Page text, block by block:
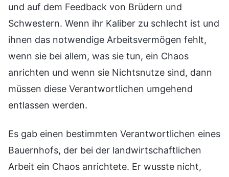
und auf dem Feedback von Brüdern und
Schwestern. Wenn ihr Kaliber zu schlecht ist und
ihnen das notwendige Arbeitsvermögen fehlt,
wenn sie bei allem, was sie tun, ein Chaos
anrichten und wenn sie Nichtsnutze sind, dann
müssen diese Verantwortlichen umgehend
entlassen werden.
Es gab einen bestimmten Verantwortlichen eines
Bauernhofs, der bei der landwirtschaftlichen
Arbeit ein Chaos anrichtete. Er wusste nicht,